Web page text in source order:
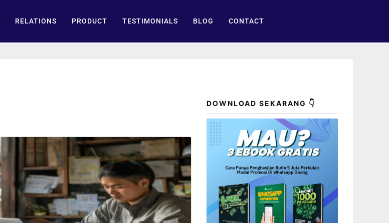
RELATIONS PRODUCT TESTIMONIALS BLOG CONTACT
DOWNLOAD SEKARANG 👇